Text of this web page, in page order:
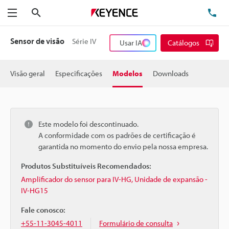
Menu
Sensor de visão Série IV Usar IA Catálogos
Visão geral Especificações Modelos Downloads
Este modelo foi descontinuado.
A conformidade com os padrões de certificação é
garantida no momento do envio pela nossa empresa.
Produtos Substituíveis Recomendados:
Amplificador do sensor para IV-HG, Unidade de expansão -
IV-HG15
Fale conosco:
+55-11-3045-4011
Formulário de consulta